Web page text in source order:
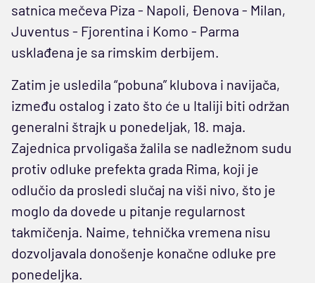
satnica mečeva Piza - Napoli, Đenova - Milan,
Juventus - Fjorentina i Komo - Parma
usklađena je sa rimskim derbijem.
Zatim je usledila “pobuna” klubova i navijača,
između ostalog i zato što će u Italiji biti održan
generalni štrajk u ponedeljak, 18. maja.
Zajednica prvoligaša žalila se nadležnom sudu
protiv odluke prefekta grada Rima, koji je
odlučio da prosledi slučaj na viši nivo, što je
moglo da dovede u pitanje regularnost
takmičenja. Naime, tehnička vremena nisu
dozvoljavala donošenje konačne odluke pre
ponedeljka.